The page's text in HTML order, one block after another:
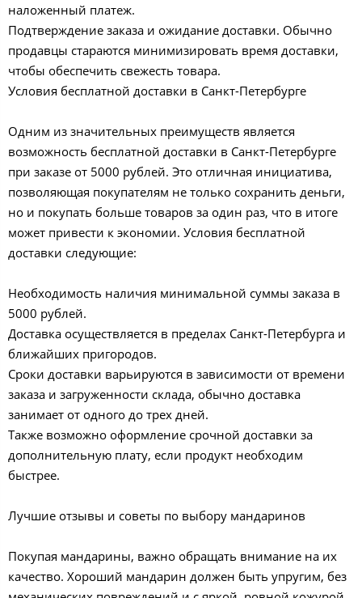
наложенный платеж.
Подтверждение заказа и ожидание доставки. Обычно
продавцы стараются минимизировать время доставки,
чтобы обеспечить свежесть товара.
Условия бесплатной доставки в Санкт-Петербурге
Одним из значительных преимуществ является
возможность бесплатной доставки в Санкт-Петербурге
при заказе от 5000 рублей. Это отличная инициатива,
позволяющая покупателям не только сохранить деньги,
но и покупать больше товаров за один раз, что в итоге
может привести к экономии. Условия бесплатной
доставки следующие:
Необходимость наличия минимальной суммы заказа в
5000 рублей.
Доставка осуществляется в пределах Санкт-Петербурга и
ближайших пригородов.
Сроки доставки варьируются в зависимости от времени
заказа и загруженности склада, обычно доставка
занимает от одного до трех дней.
Также возможно оформление срочной доставки за
дополнительную плату, если продукт необходим
быстрее.
Лучшие отзывы и советы по выбору мандаринов
Покупая мандарины, важно обращать внимание на их
качество. Хороший мандарин должен быть упругим, без